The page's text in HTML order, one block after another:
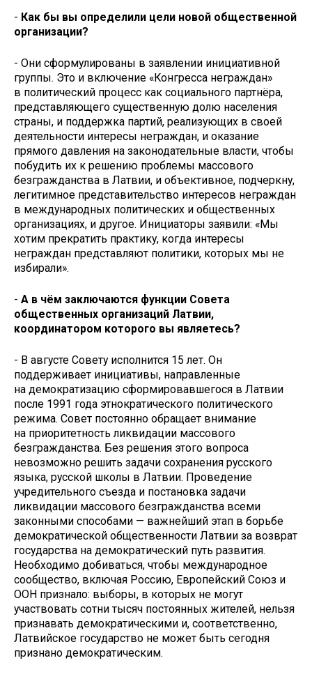
- Как бы вы определили цели новой общественной
организации?
- Они сформулированы в заявлении инициативной
группы. Это и включение «Конгресса неграждан»
в политический процесс как социального партнёра,
представляющего существенную долю населения
страны, и поддержка партий, реализующих в своей
деятельности интересы неграждан, и оказание
прямого давления на законодательные власти, чтобы
побудить их к решению проблемы массового
безгражданства в Латвии, и объективное, подчеркну,
легитимное представительство интересов неграждан
в международных политических и общественных
организациях, и другое. Инициаторы заявили: «Мы
хотим прекратить практику, когда интересы
неграждан представляют политики, которых мы не
избирали».
- А в чём заключаются функции Совета
общественных организаций Латвии,
координатором которого вы являетесь?
- В августе Совету исполнится 15 лет. Он
поддерживает инициативы, направленные
на демократизацию сформировавшегося в Латвии
после 1991 года этнократического политического
режима. Совет постоянно обращает внимание
на приоритетность ликвидации массового
безгражданства. Без решения этого вопроса
невозможно решить задачи сохранения русского
языка, русской школы в Латвии. Проведение
учредительного съезда и постановка задачи
ликвидации массового безгражданства всеми
законными способами — важнейший этап в борьбе
демократической общественности Латвии за возврат
государства на демократический путь развития.
Необходимо добиваться, чтобы международное
сообщество, включая Россию, Европейский Союз и
ООН признало: выборы, в которых не могут
участвовать сотни тысяч постоянных жителей, нельзя
признавать демократическими и, соответственно,
Латвийское государство не может быть сегодня
признано демократическим.